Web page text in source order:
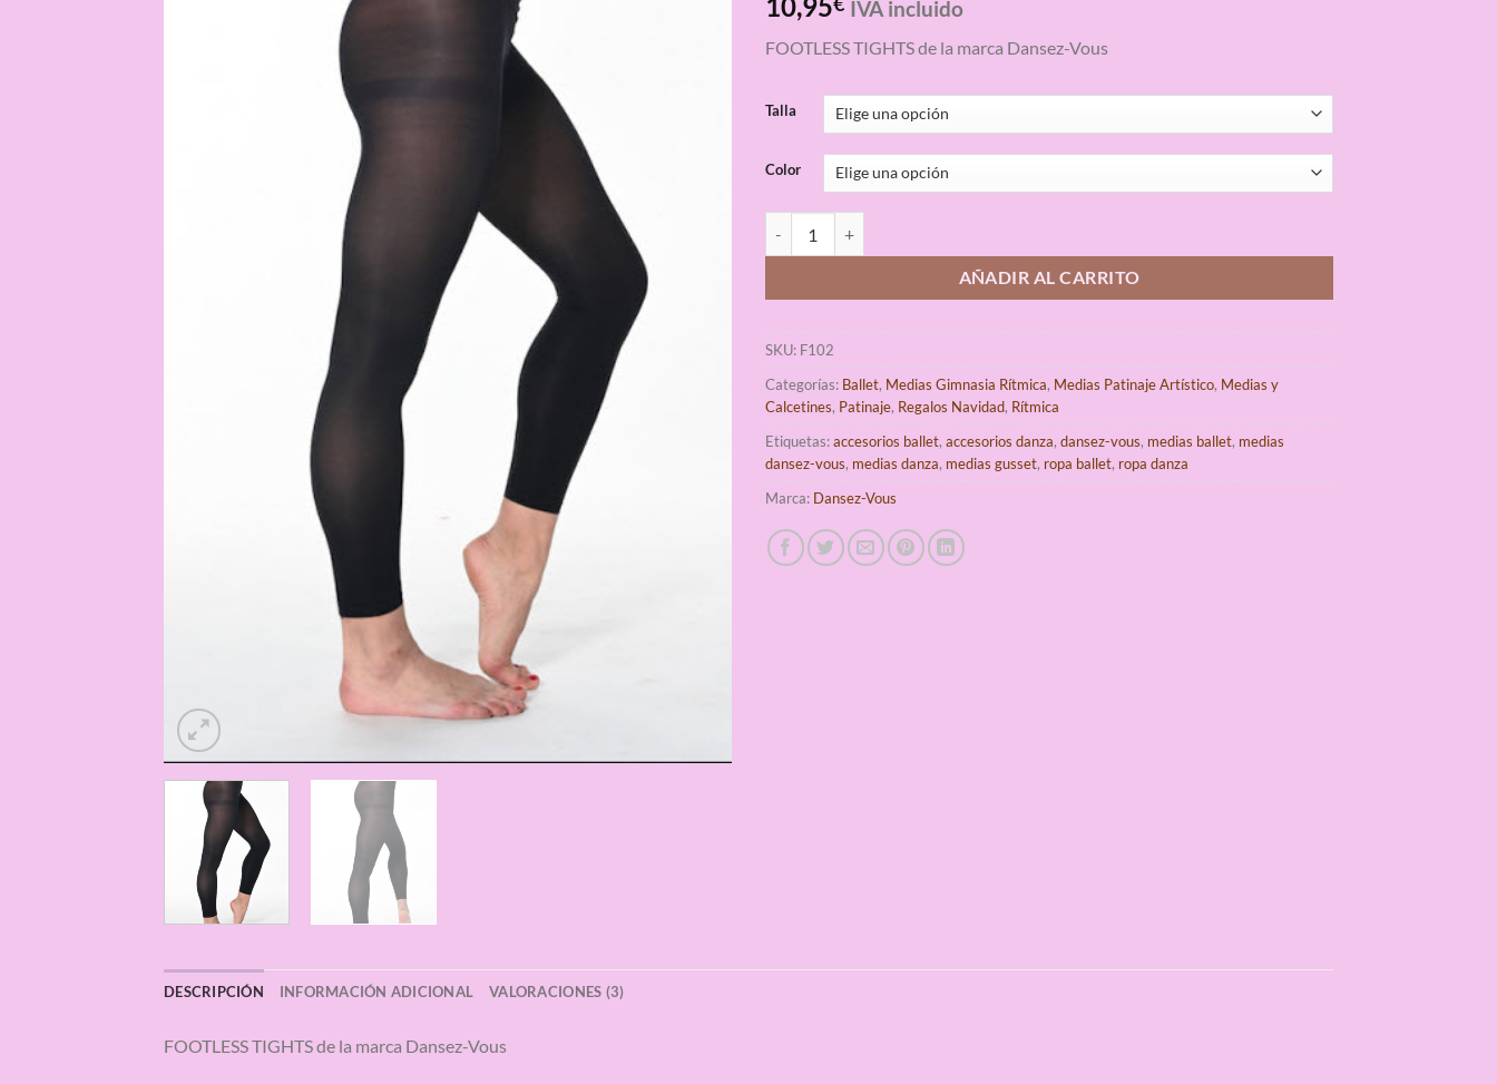
con4.67
base a
IVA incluido
FOOTLESS TIGHTS de la marca Dansez-Vous
Talla
Color
AÑADIR AL CARRITO
SKU: F102
Categorías: Ballet, Medias Gimnasia Rítmica, Medias Patinaje Artístico, Medias y
Calcetines, Patinaje, Regalos Navidad, Rítmica
Etiquetas:accesorios ballet, accesorios danza, dansez-vous, medias ballet, medias
dansez-vous, medias danza, medias gusset, ropa ballet, ropa danza
Marca: Dansez-Vous
DESCRIPCIÓN INFORMACIÓN ADICIONAL VALORACIONES (3)
FOOTLESS TIGHTS de la marca Dansez-Vous